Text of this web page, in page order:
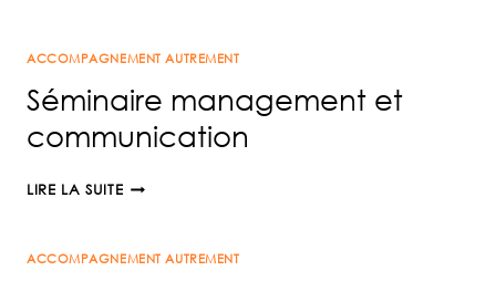
ACCOMPAGNEMENT AUTREMENT
Séminaire management et
communication
LIRE LA SUITESÉMINAIRE
COMMUNICATION
ACCOMPAGNEMENT AUTREMENT